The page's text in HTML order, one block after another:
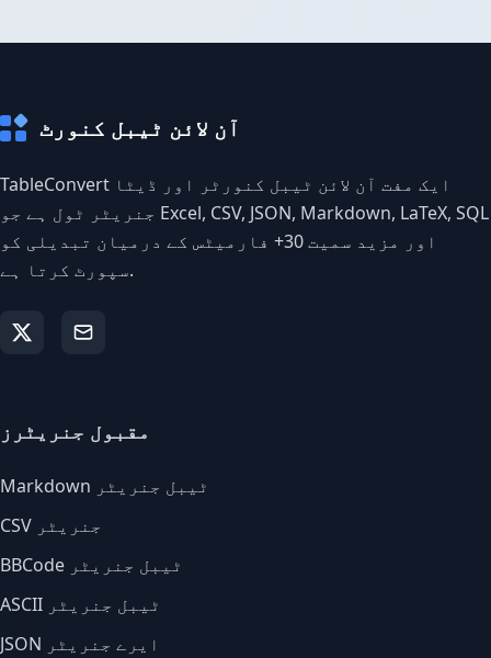
آن لائن ٹیبل کنورٹ
TableConvert ایک مفت آن لائن ٹیبل کنورٹر اور ڈیٹا
جنریٹر ٹول ہے جو Excel, CSV, JSON, Markdown, LaTeX, SQL
اور مزید سمیت 30+ فارمیٹس کے درمیان تبدیلی کو
سپورٹ کرتا ہے.
مقبول جنریٹرز
Markdown ٹیبل جنریٹر
CSV جنریٹر
BBCode ٹیبل جنریٹر
ASCII ٹیبل جنریٹر
JSON ایرے جنریٹر